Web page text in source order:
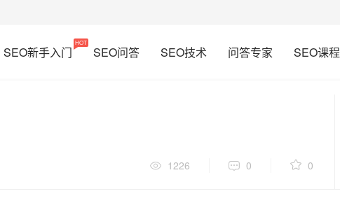
SEO新手入门
HOT
SEO问答 SEO技术 问答专家 SEO课程
1226 0 0